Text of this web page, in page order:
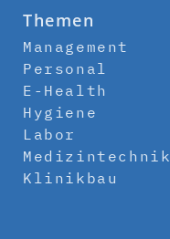
Themen
Management
Personal
E-Health
Hygiene
Labor
Medizintechnik
Klinikbau